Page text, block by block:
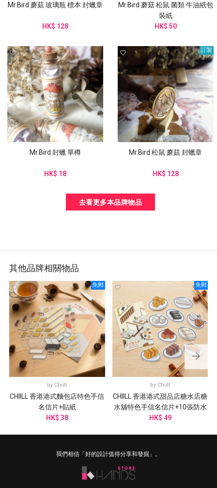
Mr.Bird 蘑菇 玻璃瓶 標本 封蠟章
HK$ 128
Mr.Bird 蘑菇 松鼠 菌類 牛油紙包
裝紙
HK$ 50
Mr.Bird 封蠟 單樽
HK$ 18
訂製
Mr.Bird 松鼠 蘑菇 封蠟章
HK$ 128
去看更多本品牌物品
其他品牌相關物品
免郵
by Chiill
CHIILL 香港港式麵包店特色手信
名信片+貼紙
HK$ 38
免郵
by Chiill
CHIILL 香港港式甜品店糖水店糖
水舖特色手信名信片+10張防水
貼紙
HK$ 49
我們相信「好的設計值得分享和發掘」。